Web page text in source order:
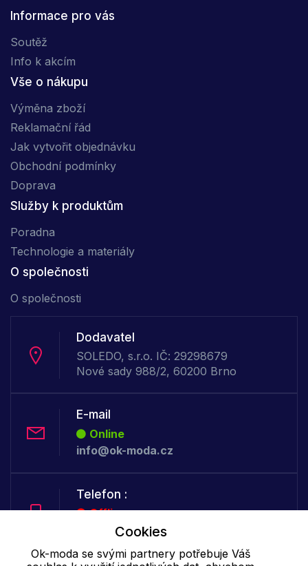
Informace pro vás
Soutěž
Info k akcím
Vše o nákupu
Výměna zboží
Reklamační řád
Jak vytvořit objednávku
Obchodní podmínky
Doprava
Služby k produktům
Poradna
Technologie a materiály
O společnosti
O společnosti
Dodavatel
SOLEDO, s.r.o. IČ: 29298679
Nové sady 988/2, 60200 Brno
E-mail
Online
info@ok-moda.cz
Telefon :
Offline
+420 702 000 160
Cookies
Ok-moda se svými partnery potřebuje Váš